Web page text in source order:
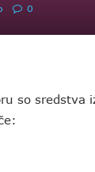
0
so sredstva